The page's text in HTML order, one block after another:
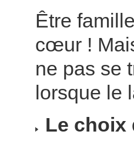
Être
cœur !
ne pas se
lorsque le
Le choix